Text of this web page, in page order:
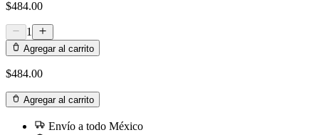
$484.00
1
Agregar al carrito
$484.00
Agregar al carrito
Envío a todo México